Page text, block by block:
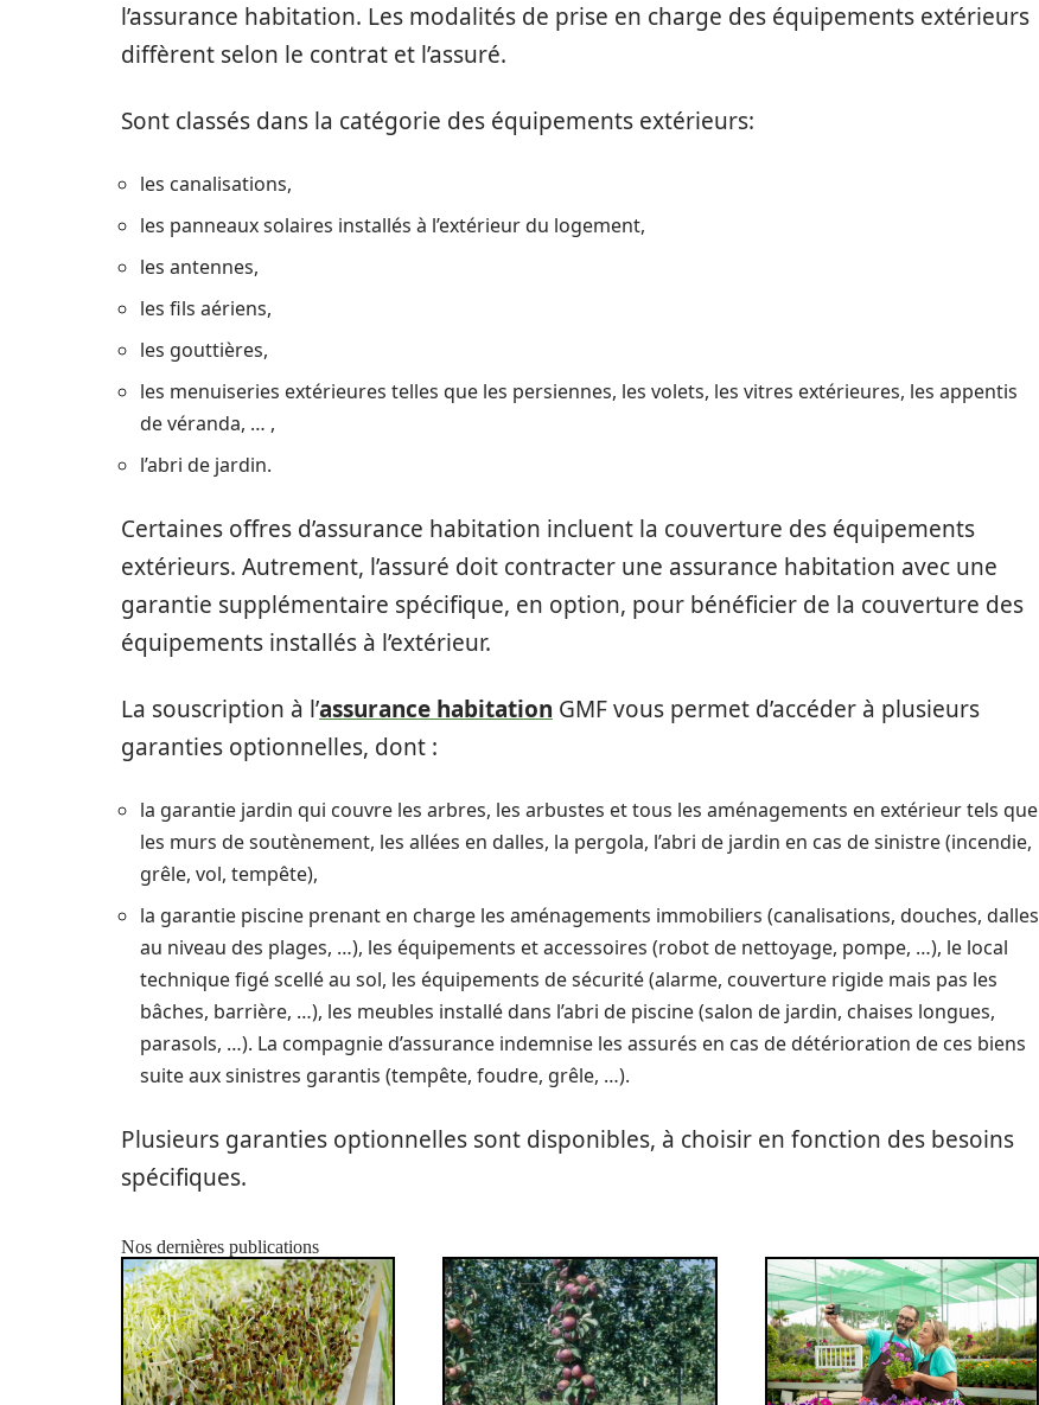
l’assurance habitation. Les modalités de prise en charge des équipements extérieurs
diffèrent selon le contrat et l’assuré.
Sont classés dans la catégorie des équipements extérieurs:
les canalisations,
les panneaux solaires installés à l’extérieur du logement,
les antennes,
les fils aériens,
les gouttières,
les menuiseries extérieures telles que les persiennes, les volets, les vitres extérieures, les appentis
de véranda, … ,
l’abri de jardin.
Certaines offres d’assurance habitation incluent la couverture des équipements
extérieurs. Autrement, l’assuré doit contracter une assurance habitation avec une
garantie supplémentaire spécifique, en option, pour bénéficier de la couverture des
équipements installés à l’extérieur.
La souscription à l’assurance habitation GMF vous permet d’accéder à plusieurs
garanties optionnelles, dont :
la garantie jardin qui couvre les arbres, les arbustes et tous les aménagements en extérieur tels que
les murs de soutènement, les allées en dalles, la pergola, l’abri de jardin en cas de sinistre (incendie,
grêle, vol, tempête),
la garantie piscine prenant en charge les aménagements immobiliers (canalisations, douches, dalles
au niveau des plages, …), les équipements et accessoires (robot de nettoyage, pompe, …), le local
technique figé scellé au sol, les équipements de sécurité (alarme, couverture rigide mais pas les
bâches, barrière, …), les meubles installé dans l’abri de piscine (salon de jardin, chaises longues,
parasols, …). La compagnie d’assurance indemnise les assurés en cas de détérioration de ces biens
suite aux sinistres garantis (tempête, foudre, grêle, …).
Plusieurs garanties optionnelles sont disponibles, à choisir en fonction des besoins
spécifiques.
Nos dernières publications